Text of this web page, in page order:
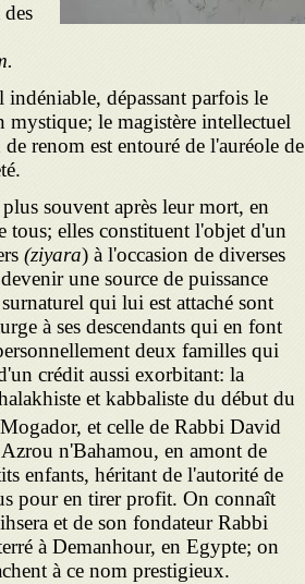
dépassant parfois le
le magistère intellectuel
renom est entouré de l'auréole de
souvent après leur mort, en
tous; elles consti­tuent l'objet d'un
(ziyara) à l'occasion de diverses
une source de puissance
qui lui est attaché sont
à ses descendants qui en font
deux fa­milles qui
crédit aussi exorbitant: la
et kabbaliste du début du
et celle de Rabbi David
n'Bahamou, en amont de
enfants, héritant de l'autorité de
pour en tirer profit. On connaît
et de son fondateur Rabbi
à Demanhour, en Egypte; on
à ce nom prestigieux.